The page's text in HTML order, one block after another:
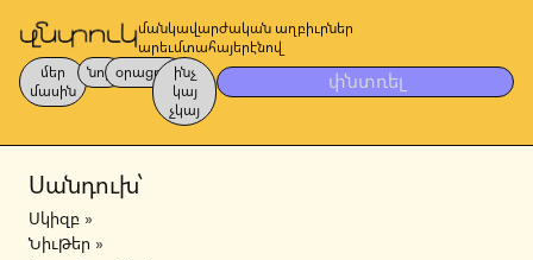
մանկավարժական աղբիւրներ
արեւմտահայերէնով
մեր
մասին
նոր օրացոյց
ինչ
կայ
չկայ
փնտռել
Սանդուխ՝
Սկիզբ »
Նիւթեր »